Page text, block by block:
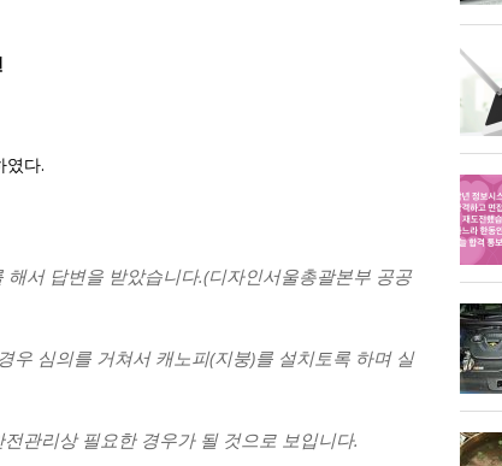
였다.
서 답변을 받았습니다.(디자인서울총괄본부 공공
우 심의를 거쳐서 캐노피(지붕)를 설치토록 하며 실
관리상 필요한 경우가 될 것으로 보입니다.